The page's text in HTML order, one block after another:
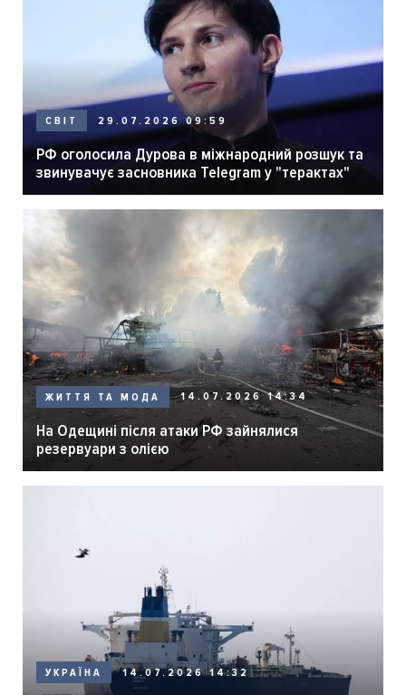
СВІТ 29.07.2026 09:59
РФ оголосила Дурова в міжнародний розшук та
звинувачує засновника Telegram у "терактах"
ЖИТТЯ ТА МОДА 14.07.2026 14:34
На Одещині після атаки РФ зайнялися
резервуари з олією
УКРАЇНА 14.07.2026 14:32